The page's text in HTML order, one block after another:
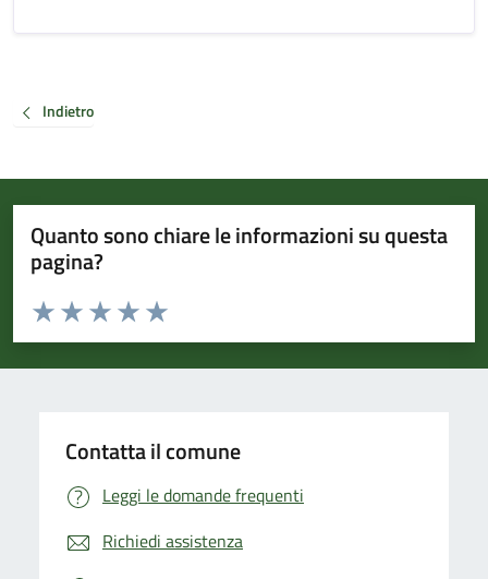
Indietro
Quanto sono chiare le informazioni su questa
pagina?
Valuta da 1 a 5 stelle la pagina
Valuta 5 stelle su 5
Valuta 4 stelle su 5
Valuta 3 stelle su 5
Valuta 2 stelle su 5
Valuta 1 stelle su 5
Contatta il comune
Leggi le domande frequenti
Richiedi assistenza